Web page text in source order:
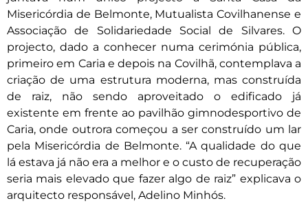
Misericórdia de Belmonte, Mutualista Covilhanense e
Associação de Solidariedade Social de Silvares. O
projecto, dado a conhecer numa cerimónia pública,
primeiro em Caria e depois na Covilhã, contemplava a
criação de uma estrutura moderna, mas construída
de raiz, não sendo aproveitado o edificado já
existente em frente ao pavilhão gimnodesportivo de
Caria, onde outrora começou a ser construído um lar
pela Misericórdia de Belmonte. “A qualidade do que
lá estava já não era a melhor e o custo de recuperação
seria mais elevado que fazer algo de raiz” explicava o
arquitecto responsável, Adelino Minhós.